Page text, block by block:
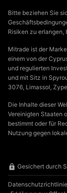
Bitte beziehen Sie
Risiken zu erlangen,
Mitrade ist der
einem von der
und regulierten
und mit Sitz in
3076, Limassol,
Die Inhalte dieser
Vereinigten Staaten
bestimmt oder für
Nutzung gegen
Gesichert durch
Datenschutzrichtlinie